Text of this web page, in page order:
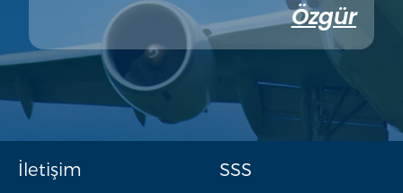
Özgür
İletişim SSS